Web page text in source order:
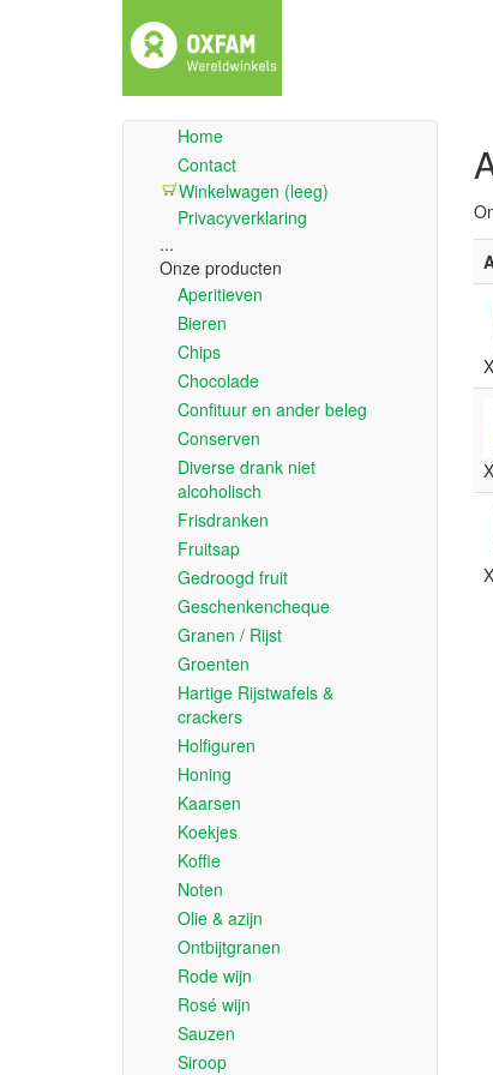
Home
Contact
Winkelwagen (leeg)
Privacyverklaring
...
Onze producten
Aperitieven
Bieren
Chips
Chocolade
Confituur en ander beleg
Conserven
Diverse drank niet
alcoholisch
Frisdranken
Fruitsap
Gedroogd fruit
Geschenkencheque
Granen / Rijst
Groenten
Hartige Rijstwafels &
crackers
Holfiguren
Honing
Kaarsen
Koekjes
Koffie
Noten
Olie & azijn
Ontbijtgranen
Rode wijn
Rosé wijn
Sauzen
Siroop